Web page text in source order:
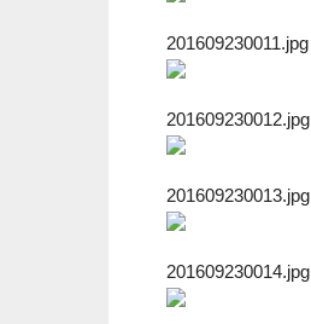
201609230011.jpg
201609230012.jpg
201609230013.jpg
201609230014.jpg